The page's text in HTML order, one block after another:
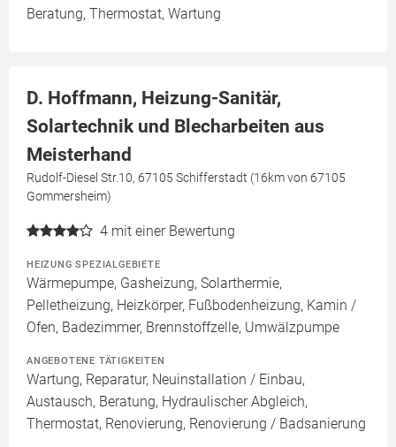
Beratung, Thermostat, Wartung
D. Hoffmann, Heizung-Sanitär,
Solartechnik und Blecharbeiten aus
Meisterhand
Rudolf-Diesel Str.10, 67105 Schifferstadt (16km von 67105
Gommersheim)
4 mit einer Bewertung
HEIZUNG SPEZIALGEBIETE
Wärmepumpe, Gasheizung, Solarthermie,
Pelletheizung, Heizkörper, Fußbodenheizung, Kamin /
Ofen, Badezimmer, Brennstoffzelle, Umwälzpumpe
ANGEBOTENE TÄTIGKEITEN
Wartung, Reparatur, Neuinstallation / Einbau,
Austausch, Beratung, Hydraulischer Abgleich,
Thermostat, Renovierung, Renovierung / Badsanierung